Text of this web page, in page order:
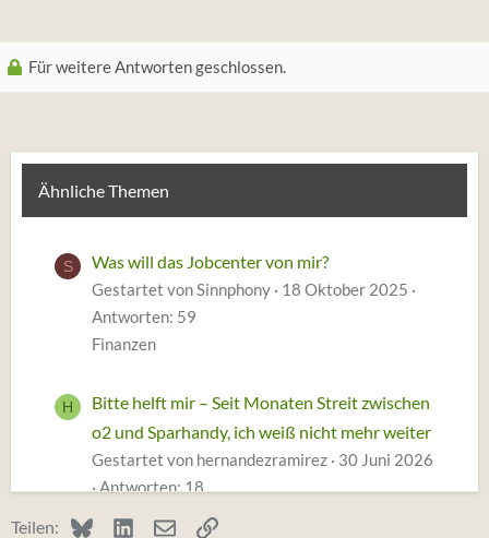
g
e
n
Für weitere Antworten geschlossen.
Ähnliche Themen
S Was will das Jobcenter von mir?
Gestartet von Sinnphony
18 Oktober 2025
Antworten: 59
Finanzen
H
Bitte helft mir – Seit Monaten Streit zwischen
o2 und Sparhandy, ich weiß nicht mehr weiter
Gestartet von hernandezramirez
30 Juni 2026
Antworten: 18
Finanzen
Teilen: BlueskyLinkedInE-MailLink